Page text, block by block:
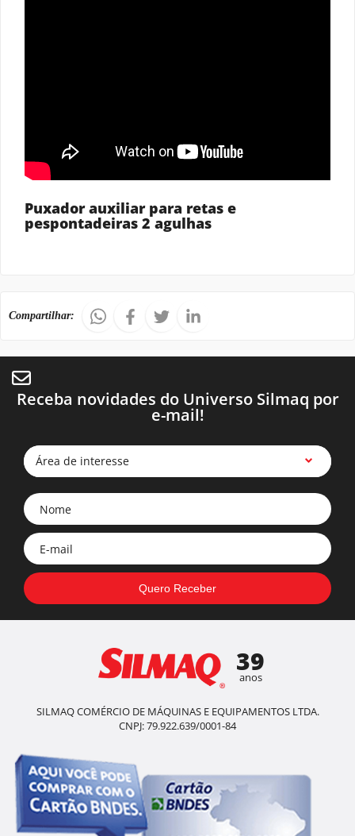
Puxador auxiliar para retas e
pespontadeiras 2 agulhas
Compartilhar:
Receba novidades do Universo Silmaq por
e-mail!
Área de interesse
39
anos
SILMAQ COMÉRCIO DE MÁQUINAS E EQUIPAMENTOS LTDA.
CNPJ: 79.922.639/0001-84